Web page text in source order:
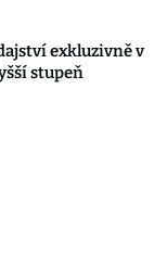
exkluzivně v
stupeň